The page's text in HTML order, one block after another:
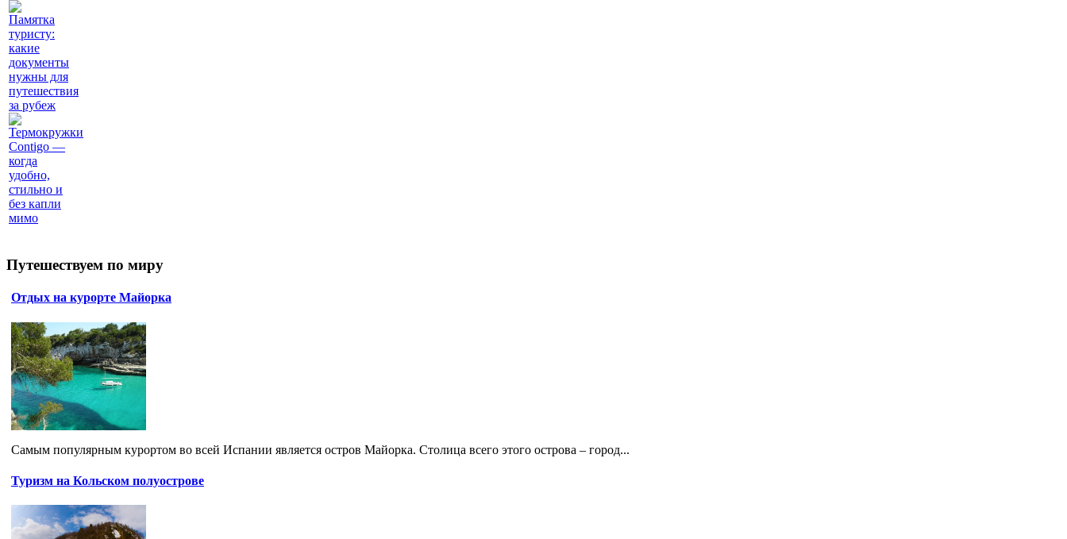
Памятка
туристу:
какие
документы
нужны для
путешествия
за рубеж
Термокружки
Contigo —
когда
удобно,
стильно и
без капли
мимо
Путешествуем по миру
Отдых на курорте Майорка
Самым популярным курортом во всей Испании является остров Майорка. Столица всего этого острова – город...
Туризм на Кольском полуострове